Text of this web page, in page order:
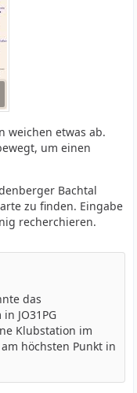
weichen etwas ab.
um einen
Bachtal
zu finden. Eingabe
recherchieren.
das
JO31PG
Klubstation im
höchsten Punkt in